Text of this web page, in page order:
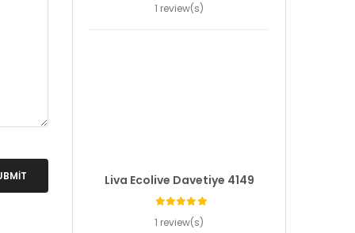
1 review(s)
Liva Ecolive Davetiye 4149
1 review(s)